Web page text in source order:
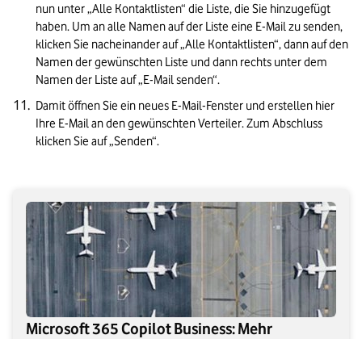
nun unter „Alle Kontaktlisten“ die Liste, die Sie hinzugefügt
haben. Um an alle Namen auf der Liste eine E-Mail zu senden,
klicken Sie nacheinander auf „Alle Kontaktlisten“, dann auf den
Namen der gewünschten Liste und dann rechts unter dem
Namen der Liste auf „E-Mail senden“.
Damit öffnen Sie ein neues E-Mail-Fenster und erstellen hier
Ihre E-Mail an den gewünschten Verteiler. Zum Abschluss
klicken Sie auf „Senden“.
Microsoft 365 Copilot Business: Mehr